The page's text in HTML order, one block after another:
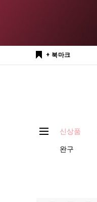
+ 북마크
신상품
완구